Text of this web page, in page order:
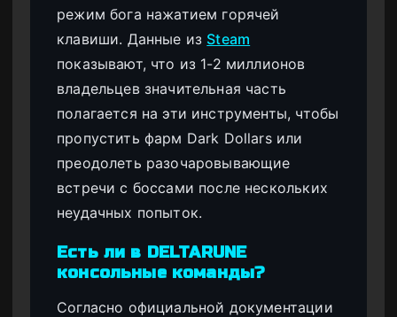
режим бога нажатием горячей
клавиши. Данные из Steam
показывают, что из 1-2 миллионов
владельцев значительная часть
полагается на эти инструменты, чтобы
пропустить фарм Dark Dollars или
преодолеть разочаровывающие
встречи с боссами после нескольких
неудачных попыток.
Есть ли в DELTARUNE
консольные команды?
Согласно официальной документации